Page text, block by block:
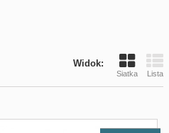
Widok:
Siatka Lista